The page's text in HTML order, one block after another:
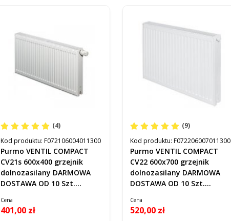
(4)
Kod produktu: F072106004011300
Purmo VENTIL COMPACT
CV21s 600x400 grzejnik
dolnozasilany DARMOWA
DOSTAWA OD 10 Szt.
Cena
401,00 zł
(9)
Kod produktu:F072206007011300
Purmo VENTIL COMPACT
CV22 600x700 grzejnik
dolnozasilany DARMOWA
DOSTAWA OD 10 Szt.
Cena
520,00 zł